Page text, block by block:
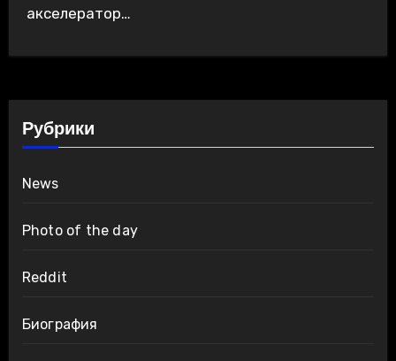
акселератор…
Рубрики
News
Photo of the day
Reddit
Биография